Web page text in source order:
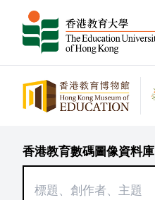
香港教育數碼圖像資料庫